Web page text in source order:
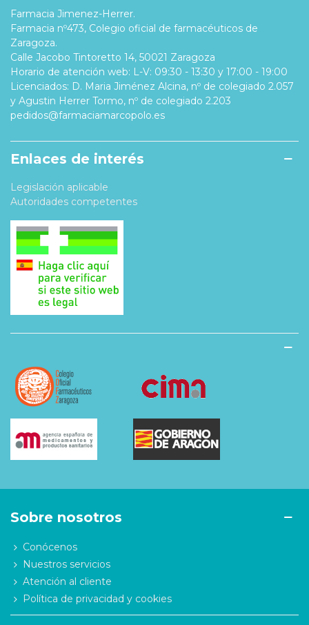
Farmacia Jimenez-Herrer.
Farmacia nº473, Colegio oficial de farmacéuticos de
Zaragoza.
Calle Jacobo Tintoretto 14, 50021 Zaragoza
Horario de atención web: L-V: 09:30 - 13:30 y 17:00 - 19:00
Licenciados: D. Maria Jiménez Alcina, nº de colegiado 2.057
y Agustin Herrer Tormo, nº de colegiado 2.203
pedidos@farmaciamarcopolo.es
Enlaces de interés
Legislación aplicable
Autoridades competentes
Sobre nosotros
Conócenos
Nuestros servicios
Atención al cliente
Política de privacidad y cookies